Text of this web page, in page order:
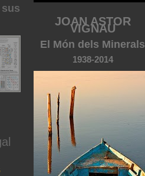
JOAN ASTOR
VIGNAU
El Món dels Minerals
1938-2014